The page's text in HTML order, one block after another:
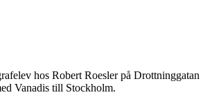
hos Robert Roesler på Drottninggatan
Vanadis till Stockholm.